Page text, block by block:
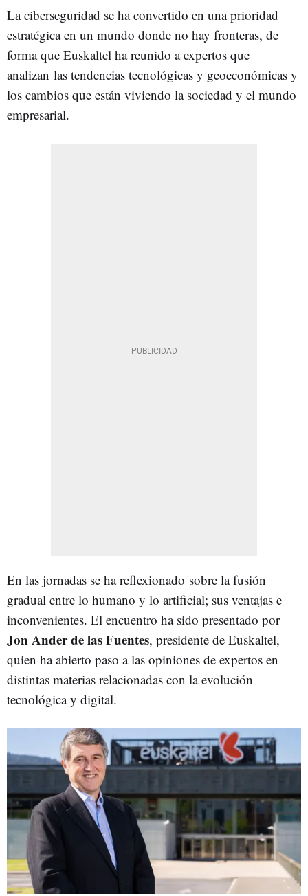
La ciberseguridad se ha convertido en una prioridad
estratégica en un mundo donde no hay fronteras, de
forma que Euskaltel ha reunido a expertos que
analizan las tendencias tecnológicas y geoeconómicas y
los cambios que están viviendo la sociedad y el mundo
empresarial.
En las jornadas se ha reflexionado sobre la fusión
gradual entre lo humano y lo artificial; sus ventajas e
inconvenientes. El encuentro ha sido presentado por
Jon Ander de las Fuentes, presidente de Euskaltel,
quien ha abierto paso a las opiniones de expertos en
distintas materias relacionadas con la evolución
tecnológica y digital.